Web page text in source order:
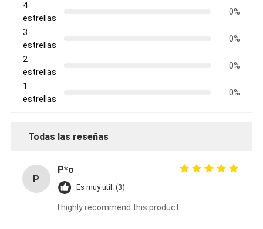
Cinta del lienzo ligero de la hoja
Cinta adhesiva echada a un lado doble
Cinta adhesiva del ANIMAL DOMÉSTICO
4
estrellas
0%
3
estrellas
0%
2
estrellas
0%
1
estrellas
0%
Todas las reseñas
P
P*o
Es muy útil. (3)
I highly recommend this product.